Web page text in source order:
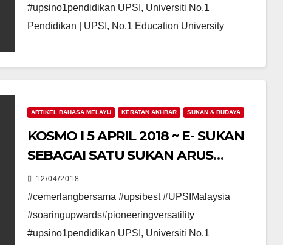
#upsino1pendidikan UPSI, Universiti No.1
Pendidikan | UPSI, No.1 Education University
ARTIKEL BAHASA MELAYU KERATAN AKHBAR SUKAN & BUDAYA
KOSMO I 5 APRIL 2018 ~ E- SUKAN
SEBAGAI SATU SUKAN ARUS
PERDANA
12/04/2018
#cemerlangbersama #upsibest #UPSIMalaysia
#soaringupwards#pioneeringversatility
#upsino1pendidikan UPSI, Universiti No.1